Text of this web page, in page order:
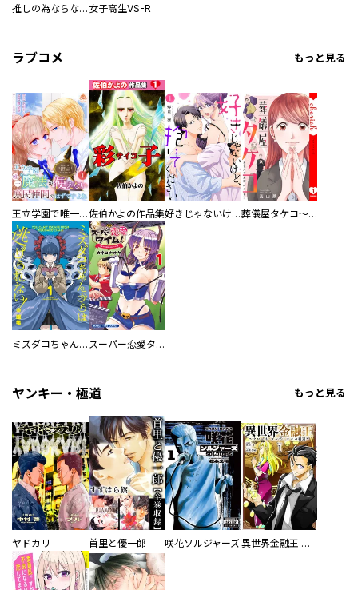
推しの為ならなんでもします！ 女子高生VS-R
ラブコメ もっと見る
王立学園で唯一魔法が使えない庶民仲間のはずですよね～実は王子様で私を溺愛しているなんて告白はやめてください～佐伯かよの作品集 好きじゃないけど、抱いてください【電子単行本版／特典おまけ付き】 葬儀屋タケコ～あなたの最期、叶えます【電子単行本版】
ミズダコちゃんからは逃げられない！ スーパー恋愛タイム！～現場でドＳな彼女は自宅でデレる～
ヤンキー・極道 もっと見る
ヤドカリ 首里と優一郎 咲花ソルジャーズ 異世界金融王 ～クローネ・ゴルディオンの覇道～